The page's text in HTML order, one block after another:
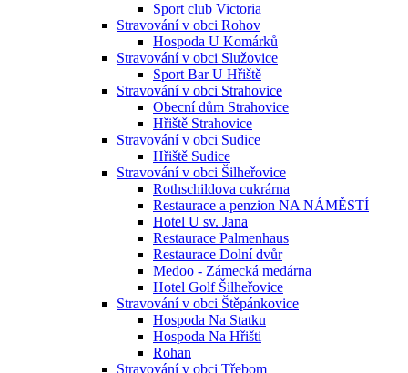
Sport club Victoria
Stravování v obci Rohov
Hospoda U Komárků
Stravování v obci Služovice
Sport Bar U Hřiště
Stravování v obci Strahovice
Obecní dům Strahovice
Hřiště Strahovice
Stravování v obci Sudice
Hřiště Sudice
Stravování v obci Šilheřovice
Rothschildova cukrárna
Restaurace a penzion NA NÁMĚSTÍ
Hotel U sv. Jana
Restaurace Palmenhaus
Restaurace Dolní dvůr
Medoo - Zámecká medárna
Hotel Golf Šilheřovice
Stravování v obci Štěpánkovice
Hospoda Na Statku
Hospoda Na Hřišti
Rohan
Stravování v obci Třebom